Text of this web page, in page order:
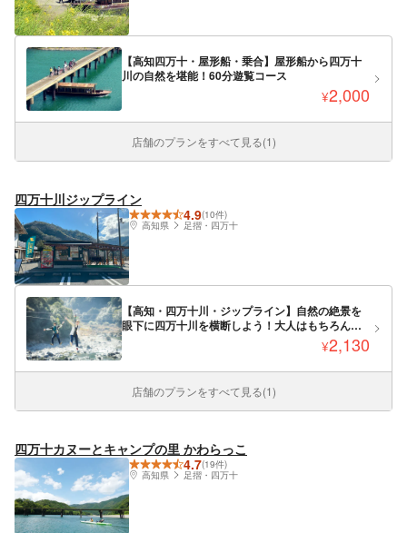
【高知四万十・屋形船・乗合】屋形船から四万十
川の自然を堪能！60分遊覧コース
¥2,000
店舗のプランをすべて見る(1)
四万十川ジップライン
4.9(10件)
高知県
足摺・四万十
【高知・四万十川・ジップライン】自然の絶景を
眼下に四万十川を横断しよう！大人はもちろん、
¥2,130
店舗のプランをすべて見る(1)
四万十カヌーとキャンプの里 かわらっこ
4.7(19件)
高知県
足摺・四万十